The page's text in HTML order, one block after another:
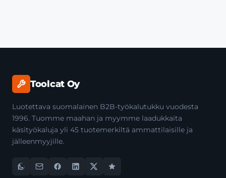
Toolcat Oy
Luotettava suomalainen B2B-työkalutukku vuodesta
1996. Tuomme maahan ja myymme laadukkaita
käsityökaluja yli 45 tuotemerkiltä ammattilaisille ja
jälleenmyyjille.